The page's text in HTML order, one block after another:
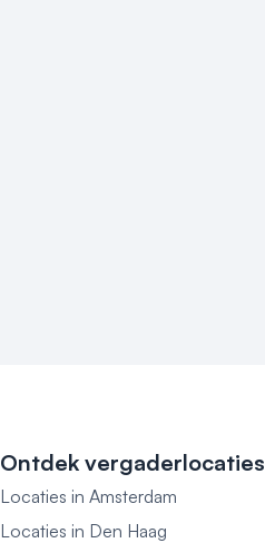
Ontdek vergaderlocaties
Locaties in Amsterdam
Locaties in Den Haag